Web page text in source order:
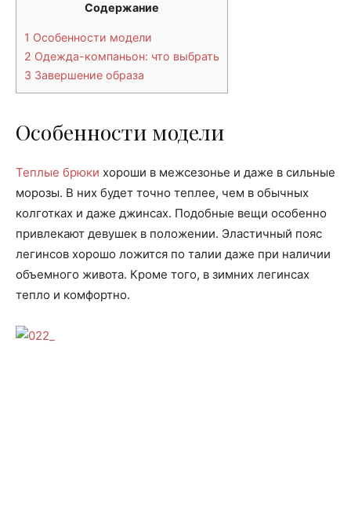
Содержание
1 Особенности модели
2 Одежда-компаньон: что выбрать
3 Завершение образа
Особенности модели
Теплые брюки хороши в межсезонье и даже в сильные
морозы. В них будет точно теплее, чем в обычных
колготках и даже джинсах. Подобные вещи особенно
привлекают девушек в положении. Эластичный пояс
легинсов хорошо ложится по талии даже при наличии
объемного живота. Кроме того, в зимних легинсах
тепло и комфортно.